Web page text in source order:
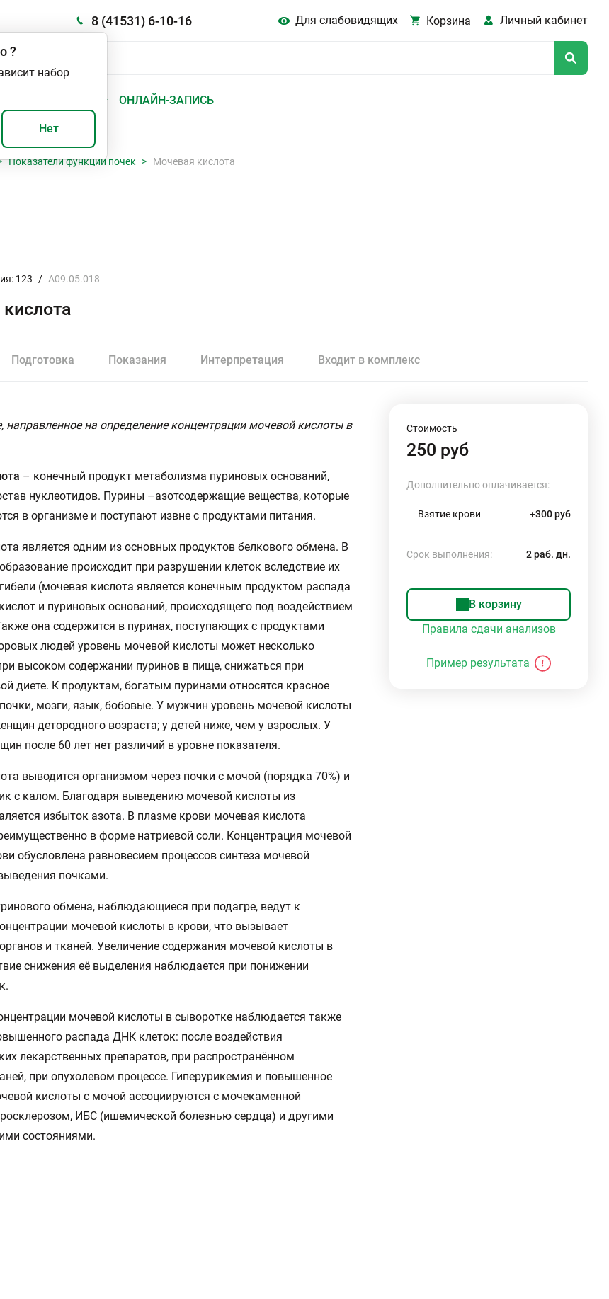
8 (41531) 6-10-16 Для слабовидящих Корзина Личный кабинет
ОНЛАЙН-ЗАПИСЬ
?
набор
Нет
Показатели функции почек Мочевая кислота
123 / A09.05.018
Подготовка Показания Интерпретация Входит в комплекс
направленное на определение концентрации мочевой кислоты в
– конечный продукт метаболизма пуриновых оснований,
нуклеотидов. Пурины –азотсодержащие вещества, которые
в организме и поступают извне с продуктами питания.
является одним из основных продуктов белкового обмена. В
происходит при разрушении клеток вследствие их
(мочевая кислота является конечным продуктом распада
и пуриновых оснований, происходящего под воздействием
она содержится в пуринах, поступающих с продуктами
людей уровень мочевой кислоты может несколько
высоком содержании пуринов в пище, снижаться при
диете. К продуктам, богатым пуринами относятся красное
мозги, язык, бобовые. У мужчин уровень мочевой кислоты
детородного возраста; у детей ниже, чем у взрослых. У
после 60 лет нет различий в уровне показателя.
выводится организмом через почки с мочой (порядка 70%) и
с калом. Благодаря выведению мочевой кислоты из
избыток азота. В плазме крови мочевая кислота
в форме натриевой соли. Концентрация мочевой
обусловлена равновесием процессов синтеза мочевой
почками.
обмена, наблюдающиеся при подагре, ведут к
мочевой кислоты в крови, что вызывает
и тканей. Увеличение содержания мочевой кислоты в
снижения её выделения наблюдается при понижении
мочевой кислоты в сыворотке наблюдается также
распада ДНК клеток: после воздействия
лекарственных препаратов, при распространённом
при опухолевом процессе. Гиперурикемия и повышенное
кислоты с мочой ассоциируются с мочекаменной
ИБС (ишемической болезнью сердца) и другими
состояниями.
Стоимость
250 руб
Дополнительно оплачивается:
Взятие крови +300 руб
Срок выполнения: 2 раб. дн.
В корзину
Правила сдачи анализов
Пример результата